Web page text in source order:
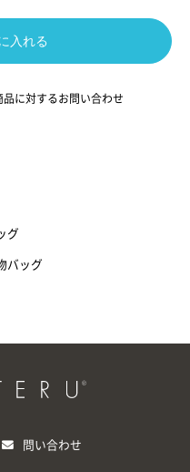
入れる
品に対するお問い合わせ
グ
バッグ
問い合わせ